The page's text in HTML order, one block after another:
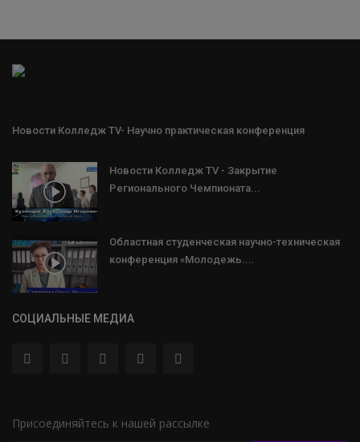
Новости Колледж TV- Научно практическая конференция
Новости Колледж TV - Закрытие
Регионального Чемпионата...
Областная студенческая научно-техническая
конференция «Молодежь....
СОЦИАЛЬНЫЕ МЕДИА
Присоединяйтесь к нашей рассылке